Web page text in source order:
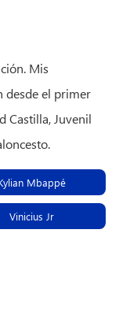
Mis
desde el primer
Castilla, Juvenil
Mbappé
Vinicius Jr